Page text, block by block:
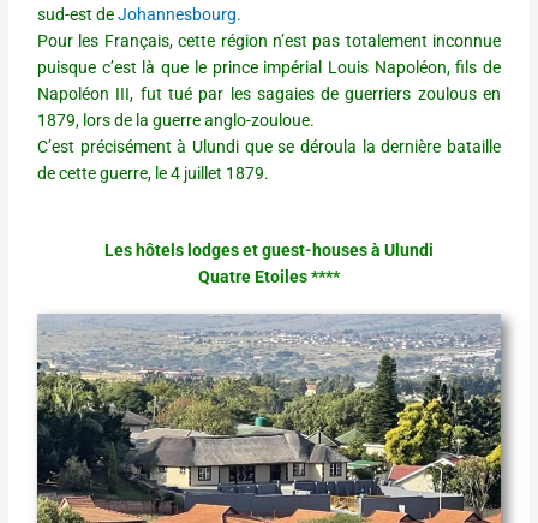
sud-est deJohannesbourg.
Pour les Français, cette région n’est pas totalement inconnue
puisque c’est là que le prince impérial Louis Napoléon, fils de
Napoléon III, fut tué par les sagaies de guerriers zoulous en
1879, lors de la guerre anglo-zouloue.
C’est précisément à Ulundi que se déroula la dernière bataille
de cette guerre, le 4 juillet 1879.
Les hôtels lodges et guest-houses à Ulundi
Quatre Etoiles ****